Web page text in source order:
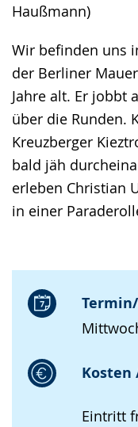
Haußmann)
Wir befinden uns
der Berliner
Jahre alt. Er jobbt
über die Runden.
Kreuzberger
bald jäh
erleben Christian
in einer
Eintritt